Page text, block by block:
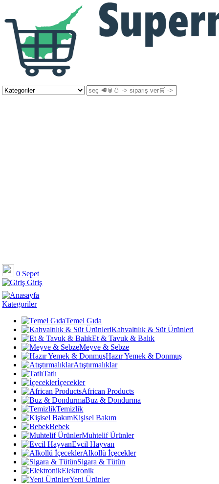
0 Sepet
Giriş
Kategoriler
Temel Gıda
Kahvaltılık & Süt Ürünleri
Et & Tavuk & Balık
Meyve & Sebze
Hazır Yemek & Donmuş
Atıştırmalıklar
Tatlı
İçecekler
African Products
Buz & Dondurma
Temizlik
Kişisel Bakım
Bebek
Muhtelif Ürünler
Evcil Hayvan
Alkollü İçecekler
Sigara & Tütün
Elektronik
Yeni Ürünler